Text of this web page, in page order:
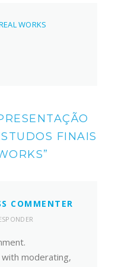
WORKS
FINAIS
”
COMMENTER
moderating,